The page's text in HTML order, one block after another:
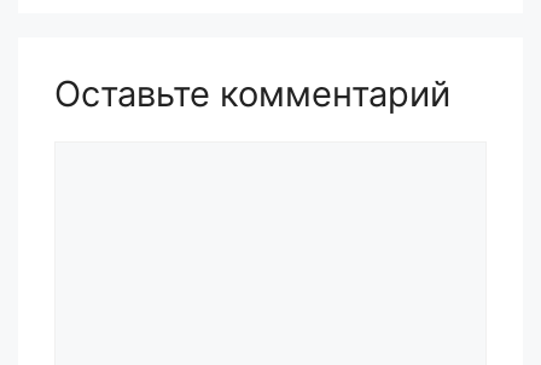
Оставьте комментарий